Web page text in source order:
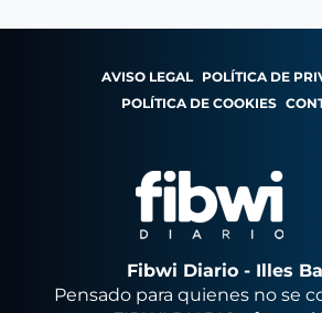
AVISO LEGAL POLÍTICA DE
POLÍTICA DE COOKIES
Fibwi Diario - Illes
Pensado para quienes no se